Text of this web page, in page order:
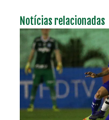
Notícias relacionadas